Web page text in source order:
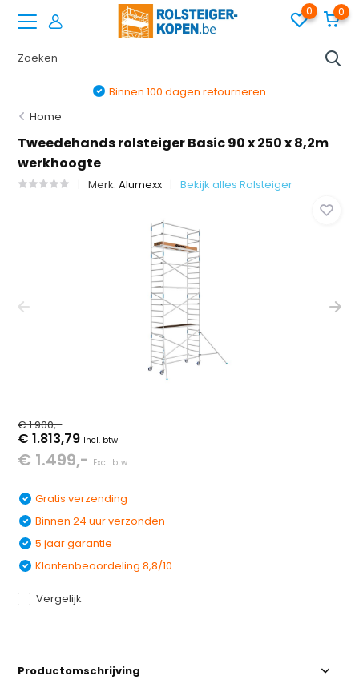
0 0
Binnen 100 dagen retourneren
Home
Tweedehands rolsteiger Basic 90 x 250 x 8,2m
werkhoogte
Merk:Alumexx Bekijk alles Rolsteiger
€ 1.900,-
€ 1.813,79 Incl. btw
€ 1.499,- Excl. btw
Gratis verzending
Binnen 24 uur verzonden
5 jaar garantie
Klantenbeoordeling 8,8/10
Vergelijk
Productomschrijving